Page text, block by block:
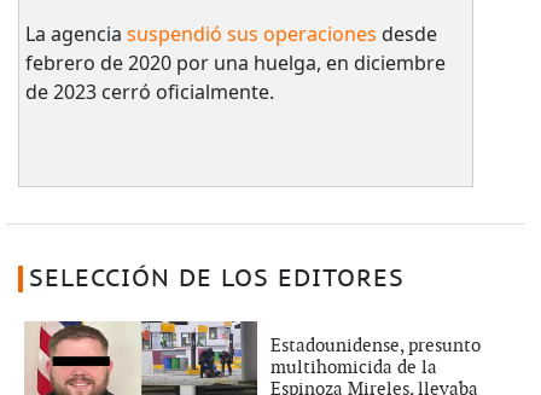
La agencia suspendió sus operaciones desde
febrero de 2020 por una huelga, en diciembre
de 2023 cerró oficialmente.
SELECCIÓN DE LOS EDITORES
Estadounidense, presunto
multihomicida de la
Espinoza Mireles, llevaba